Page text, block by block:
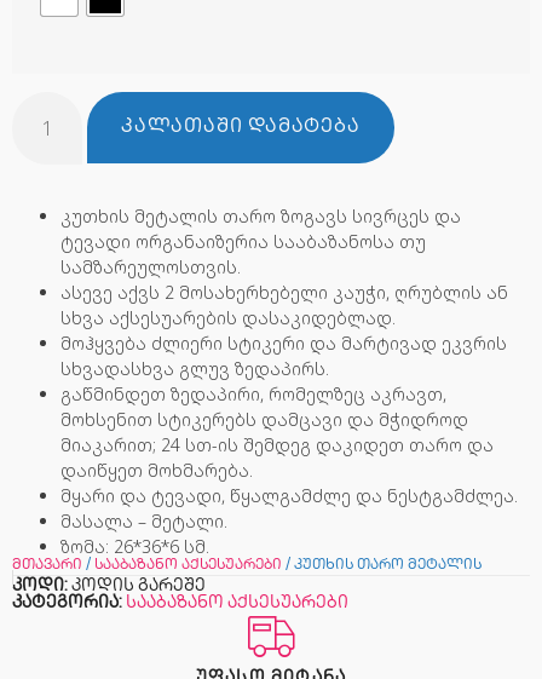
ᲙᲐᲚᲐᲗᲐᲨᲘ ᲓᲐᲛᲐᲢᲔᲑᲐ
კუთხის მეტალის თარო ზოგავს სივრცეს და
ტევადი ორგანაიზერია სააბაზანოსა თუ
სამზარეულოსთვის.
ასევე აქვს 2 მოსახერხებელი კაუჭი, ღრუბლის ან
სხვა აქსესუარების დასაკიდებლად.
მოჰყვება ძლიერი სტიკერი და მარტივად ეკვრის
სხვადასხვა გლუვ ზედაპირს.
გაწმინდეთ ზედაპირი, რომელზეც აკრავთ,
მოხსენით სტიკერებს დამცავი და მჭიდროდ
მიაკარით; 24 სთ-ის შემდეგ დაკიდეთ თარო და
დაიწყეთ მოხმარება.
მყარი და ტევადი, წყალგამძლე და ნესტგამძლეა.
მასალა – მეტალი.
ზომა: 26*36*6 სმ.
მთავარი / სააბაზანო აქსესუარები / კუთხის თარო მეტალის
კოდი: კოდის გარეშე
კატეგორია: სააბაზანო აქსესუარები